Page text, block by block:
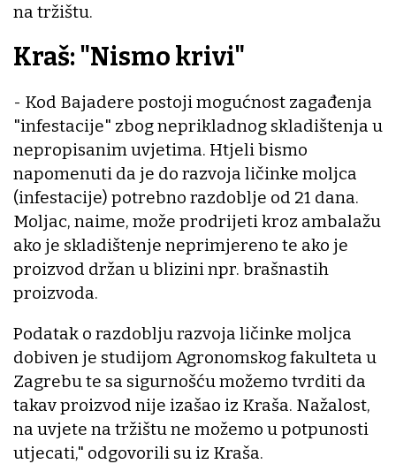
na tržištu.
Kraš: "Nismo krivi"
- Kod Bajadere postoji mogućnost zagađenja
"infestacije" zbog neprikladnog skladištenja u
nepropisanim uvjetima. Htjeli bismo
napomenuti da je do razvoja ličinke moljca
(infestacije) potrebno razdoblje od 21 dana.
Moljac, naime, može prodrijeti kroz ambalažu
ako je skladištenje neprimjereno te ako je
proizvod držan u blizini npr. brašnastih
proizvoda.
Podatak o razdoblju razvoja ličinke moljca
dobiven je studijom Agronomskog fakulteta u
Zagrebu te sa sigurnošću možemo tvrditi da
takav proizvod nije izašao iz Kraša. Nažalost,
na uvjete na tržištu ne možemo u potpunosti
utjecati," odgovorili su iz Kraša.